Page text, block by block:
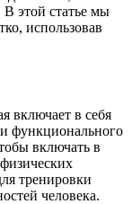
этой статье мы
использовав
включает в себя
функционального
включать в
тренировки
человека.